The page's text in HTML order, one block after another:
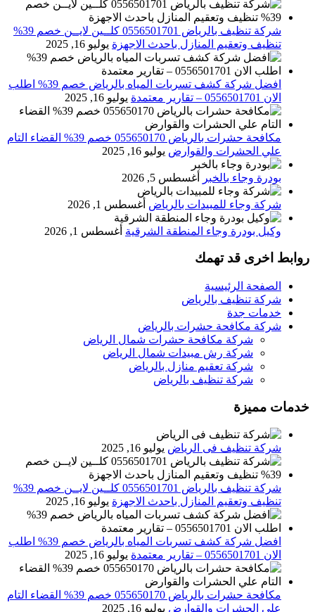
شركة تنظيف بالرياض 0556501701 كلــين لايــن خصم 39%
تنظيف وتعقيم المنازل باحدث الاجهزة يوليو 16, 2025
افضل شركة كشف تسربات المياه بالرياض خصم 39% اطلب
الان 0556501701‬‏ – تقارير معتمدة
يوليو 16, 2025
مكافحة حشرات بالرياض 055650170 خصم 39% القضاء التام
علي الحشرات والقوارض يوليو 16, 2025
بودرة وجاء بالخبر أغسطس 5, 2026
شركة وجاء للمبيدات بالرياض أغسطس 1, 2026
وكيل بودرة وجاء المنطقة الشرقية أغسطس 1, 2026
روابط اخرى قد تهمك
الصفحة الرئيسية
شركة تنظيف بالرياض
خدمات جدة
شركة مكافحة حشرات بالرياض
شركة مكافحة حشرات شمال الرياض
شركة رش مبيدات شمال الرياض
شركة تعقيم منازل بالرياض
شركة تنظيف بالرياض
خدمات مميزة
شركة تنظيف فى الرياض يوليو 16, 2025
شركة تنظيف بالرياض 0556501701 كلــين لايــن خصم 39%
تنظيف وتعقيم المنازل باحدث الاجهزة يوليو 16, 2025
افضل شركة كشف تسربات المياه بالرياض خصم 39% اطلب
الان 0556501701‬‏ – تقارير معتمدة
يوليو 16, 2025
مكافحة حشرات بالرياض 055650170 خصم 39% القضاء التام
علي الحشرات والقوارض يوليو 16, 2025